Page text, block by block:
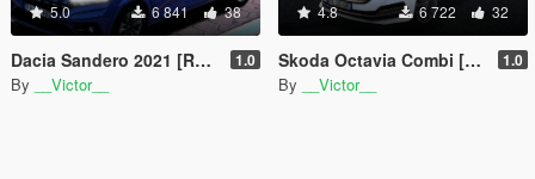
5.0 6 841 38
Dacia Sandero 2021 [Replace] 1.0
By __Victor__
4.8 6 722 32
Skoda Octavia Combi [Replace | Unlocked] 1.0
By __Victor__